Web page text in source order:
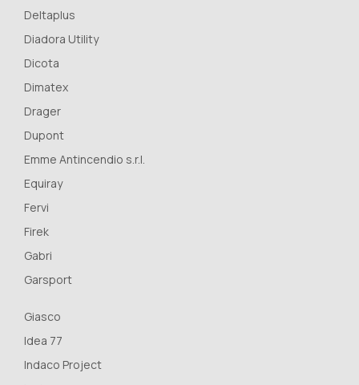
Deltaplus
Diadora Utility
Dicota
Dimatex
Drager
Dupont
Emme Antincendio s.r.l.
Equiray
Fervi
Firek
Gabri
Garsport
Giasco
Idea 77
Indaco Project